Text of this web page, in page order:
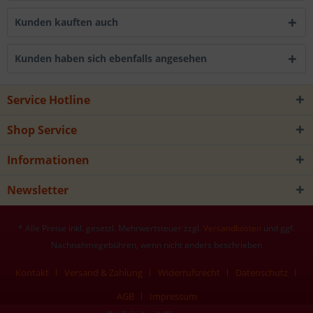
Kunden kauften auch
Kunden haben sich ebenfalls angesehen
Service Hotline
Shop Service
Informationen
Newsletter
* Alle Preise inkl. gesetzl. Mehrwertsteuer zzgl. Versandkosten und ggf.
Nachnahmegebühren, wenn nicht anders beschrieben
Kontakt Versand & Zahlung Widerrufsrecht
Datenschutz
AGB
Impressum